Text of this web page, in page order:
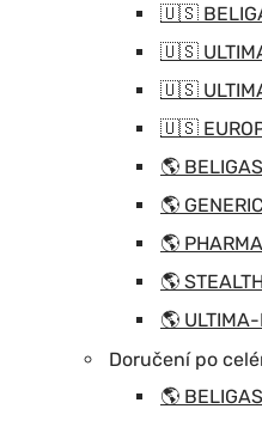
🇺🇸
🇺🇸
🇺🇸
🇺🇸
🌎
🌎
🌎
🌎
🌎
Doručení po
🌎